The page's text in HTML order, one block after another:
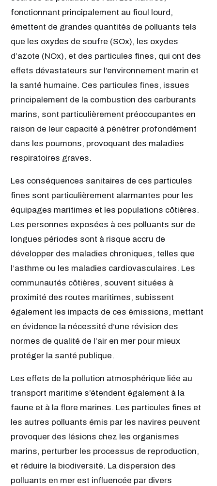
fonctionnant principalement au fioul lourd,
émettent de grandes quantités de polluants tels
que les oxydes de soufre (SOx), les oxydes
d’azote (NOx), et des particules fines, qui ont des
effets dévastateurs sur l’environnement marin et
la santé humaine. Ces particules fines, issues
principalement de la combustion des carburants
marins, sont particulièrement préoccupantes en
raison de leur capacité à pénétrer profondément
dans les poumons, provoquant des maladies
respiratoires graves.
Les conséquences sanitaires de ces particules
fines sont particulièrement alarmantes pour les
équipages maritimes et les populations côtières.
Les personnes exposées à ces polluants sur de
longues périodes sont à risque accru de
développer des maladies chroniques, telles que
l’asthme ou les maladies cardiovasculaires. Les
communautés côtières, souvent situées à
proximité des routes maritimes, subissent
également les impacts de ces émissions, mettant
en évidence la nécessité d’une révision des
normes de qualité de l’air en mer pour mieux
protéger la santé publique.
Les effets de la pollution atmosphérique liée au
transport maritime s’étendent également à la
faune et à la flore marines. Les particules fines et
les autres polluants émis par les navires peuvent
provoquer des lésions chez les organismes
marins, perturber les processus de reproduction,
et réduire la biodiversité. La dispersion des
polluants en mer est influencée par divers